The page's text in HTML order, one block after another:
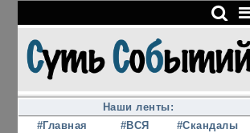
Наши ленты:
#Главная
#ВСЯ #Скандалы